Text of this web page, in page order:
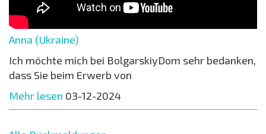
Anna (Ukraine)
Ich möchte mich bei BolgarskiyDom sehr bedanken,
dass Sie beim Erwerb von
Mehr lesen 03-12-2024